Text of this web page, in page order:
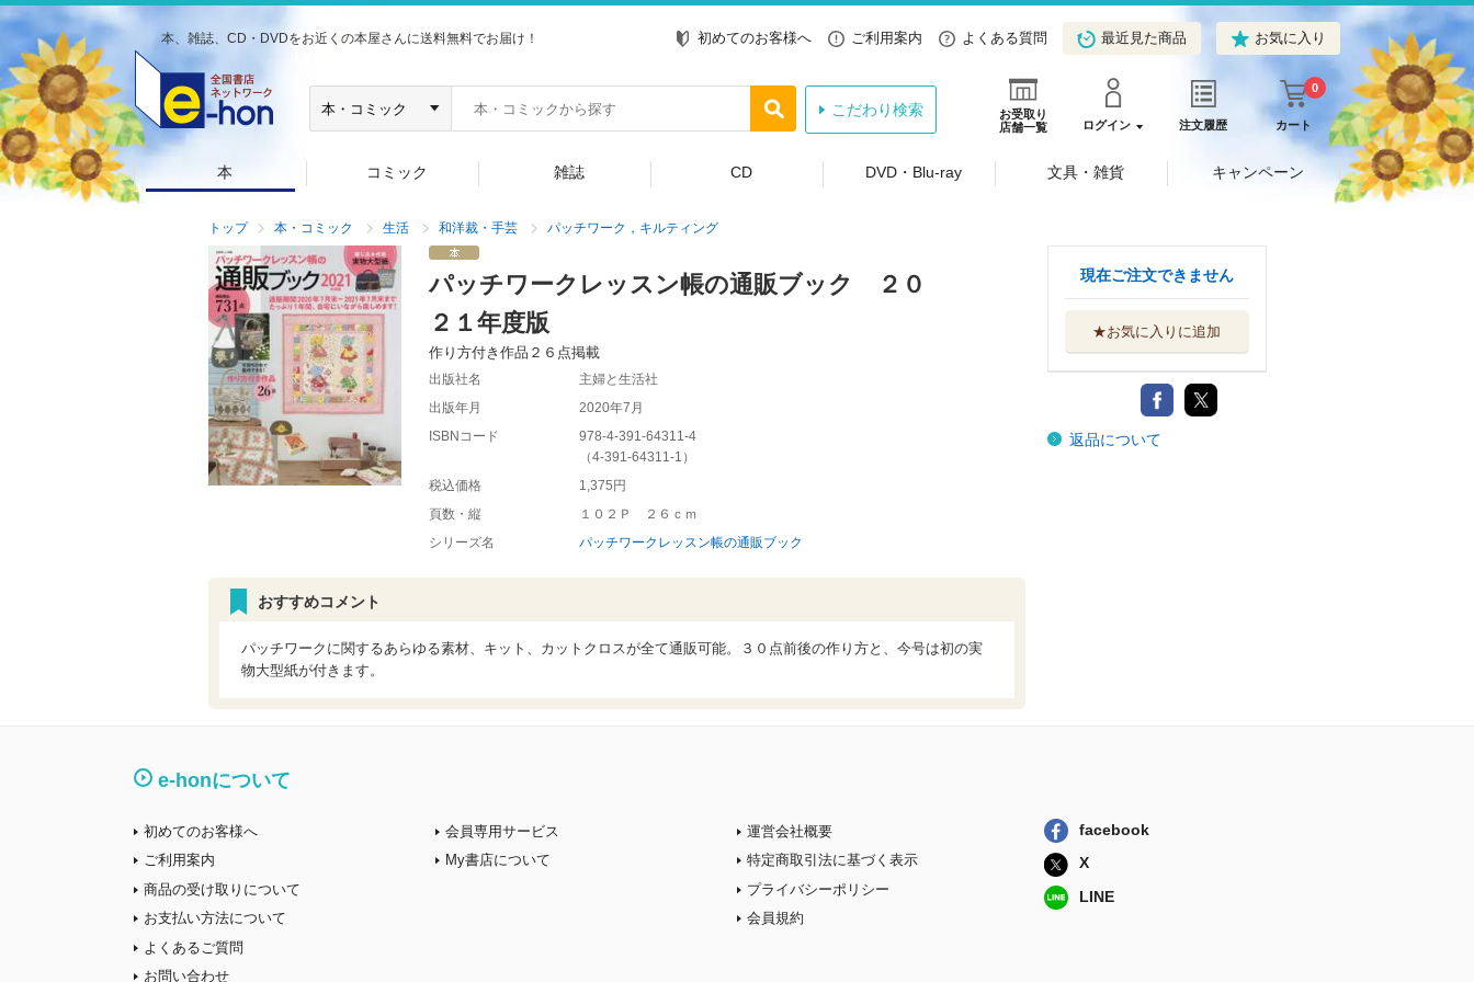
本、雑誌、CD・DVDをお近くの本屋さんに送料無料でお届け！ 初めてのお客様へ ご利用案内 よくある質問 最近見た商品 お気に入り
お受取り
店舗一覧
ログイン 注文履歴 カート
0
こだわり検索
本 コミック 雑誌 CD DVD・Blu-ray 文具・雑貨 キャンペーン
トップ 本・コミック 生活 和洋裁・手芸 パッチワーク，キルティング
パッチワークレッスン帳の通販ブック ２０
２１年度版
作り方付き作品２６点掲載
出版社名
主婦と生活社
出版年月
2020年7月
ISBNコード
978-4-391-64311-4
（4-391-64311-1 ）
税込価格
1,375円
頁数・縦
１０２Ｐ ２６ｃｍ
シリーズ名
パッチワークレッスン帳の通販ブック
おすすめコメント
パッチワークに関するあらゆる素材、キット、カットクロスが全て通販可能。３０点前後の作り方と、今号は初の実
物大型紙が付きます。
現在ご注文できません
★お気に入りに追加
返品について
e-honについて
初めてのお客様へ
ご利用案内
商品の受け取りについて
お支払い方法について
よくあるご質問
お問い合わせ
会員専用サービス
My書店について
運営会社概要
特定商取引法に基づく表示
プライバシーポリシー
会員規約
facebook
X
LINE